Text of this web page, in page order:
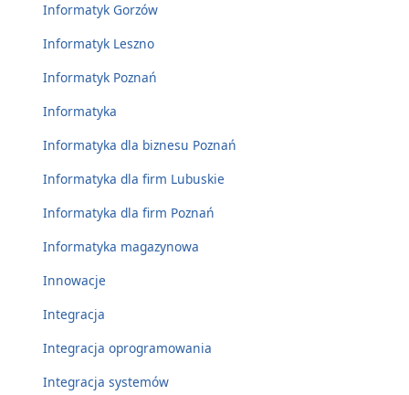
Informatyk Gorzów
Informatyk Leszno
Informatyk Poznań
Informatyka
Informatyka dla biznesu Poznań
Informatyka dla firm Lubuskie
Informatyka dla firm Poznań
Informatyka magazynowa
Innowacje
Integracja
Integracja oprogramowania
Integracja systemów